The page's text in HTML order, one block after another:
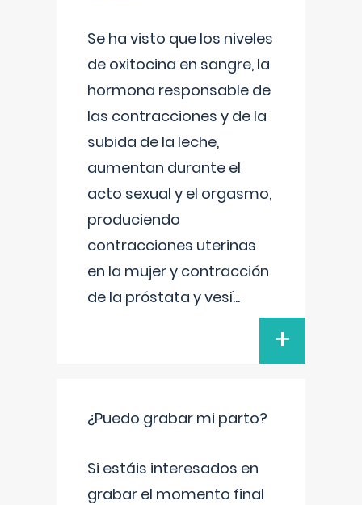
Se ha visto que los niveles
de oxitocina en sangre, la
hormona responsable de
las contracciones y de la
subida de la leche,
aumentan durante el
acto sexual y el orgasmo,
produciendo
contracciones uterinas
en la mujer y contracción
de la próstata y vesí...
+
¿Puedo grabar mi parto?
Si estáis interesados en
grabar el momento final